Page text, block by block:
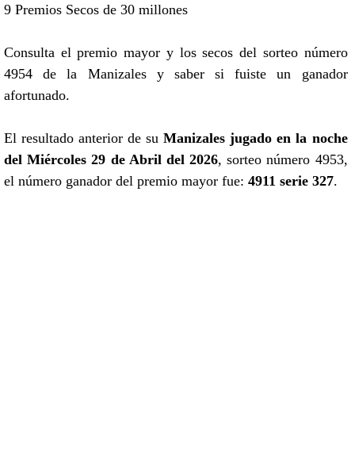
9 Premios Secos de 30 millones
Consulta el premio mayor y los secos del sorteo número
4954 de la Manizales y saber si fuiste un ganador
afortunado.
El resultado anterior de suManizales jugado en la noche
del Miércoles 29 de Abril del 2026, sorteo número 4953,
el número ganador del premio mayor fue: 4911 serie 327.